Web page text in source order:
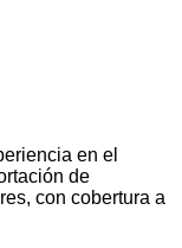
en el
de
con cobertura a